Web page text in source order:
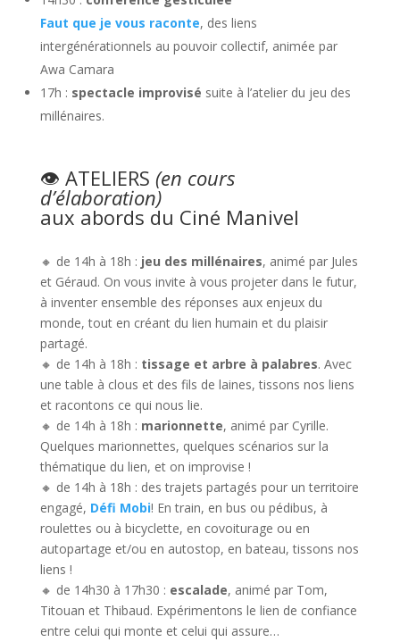
Faut que je vous raconte, des liens
intergénérationnels au pouvoir collectif, animée par
Awa Camara
17h : spectacle improvisé suite à l’atelier du jeu des
millénaires.
👁️ ATELIERS (en cours
d’élaboration)
aux abords du Ciné Manivel
🔸 de 14h à 18h : jeu des millénaires, animé par Jules
et Géraud. On vous invite à vous projeter dans le futur,
à inventer ensemble des réponses aux enjeux du
monde, tout en créant du lien humain et du plaisir
partagé.
🔸 de 14h à 18h : tissage et arbre à palabres. Avec
une table à clous et des fils de laines, tissons nos liens
et racontons ce qui nous lie.
🔸 de 14h à 18h : marionnette, animé par Cyrille.
Quelques marionnettes, quelques scénarios sur la
thématique du lien, et on improvise !
🔸 de 14h à 18h : des trajets partagés pour un territoire
engagé, Défi Mobi! En train, en bus ou pédibus, à
roulettes ou à bicyclette, en covoiturage ou en
autopartage et/ou en autostop, en bateau, tissons nos
liens !
🔸 de 14h30 à 17h30 : escalade, animé par Tom,
Titouan et Thibaud. Expérimentons le lien de confiance
entre celui qui monte et celui qui assure…